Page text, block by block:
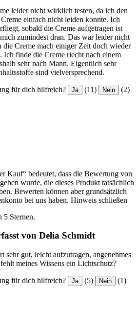
leider nicht wirklich testen, da ich den
einfach nicht leiden konnte. Ich
sobald die Creme aufgetragen ist
zumindest dran. Das war leider nicht
die Creme mach einiger Zeit doch wieder
Ich finde die Creme riecht nach einem
sehr nach Mann. Eigentlich sehr
sind vielversprechend.
für dich hilfreich? Ja (11) Nein (2)
Kauf“ bedeutet, dass die Bewertung von
wurde, die dieses Produkt tatsächlich
Bewerten können aber grundsätzlich
bei uns haben. Hinweis schließen
5 Sternen.
von Delia Schmidt
sehr gut, leicht aufzutragen, angenehmes
meines Wissens ein Lichtschutz?
für dich hilfreich? Ja (5) Nein (1)